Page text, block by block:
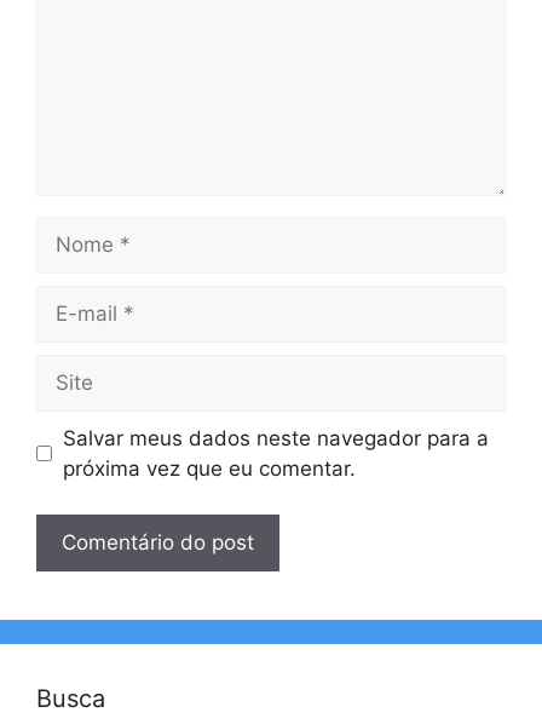
mail
Salvar meus dados neste navegador para a
próxima vez que eu comentar.
Busca